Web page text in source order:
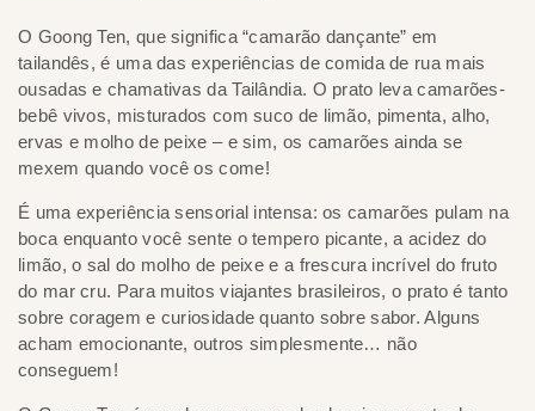
O Goong Ten, que significa “camarão dançante” em
tailandês, é uma das experiências de comida de rua mais
ousadas e chamativas da Tailândia. O prato leva camarões-
bebê vivos, misturados com suco de limão, pimenta, alho,
ervas e molho de peixe – e sim, os camarões ainda se
mexem quando você os come!
É uma experiência sensorial intensa: os camarões pulam na
boca enquanto você sente o tempero picante, a acidez do
limão, o sal do molho de peixe e a frescura incrível do fruto
do mar cru. Para muitos viajantes brasileiros, o prato é tanto
sobre coragem e curiosidade quanto sobre sabor. Alguns
acham emocionante, outros simplesmente… não
conseguem!